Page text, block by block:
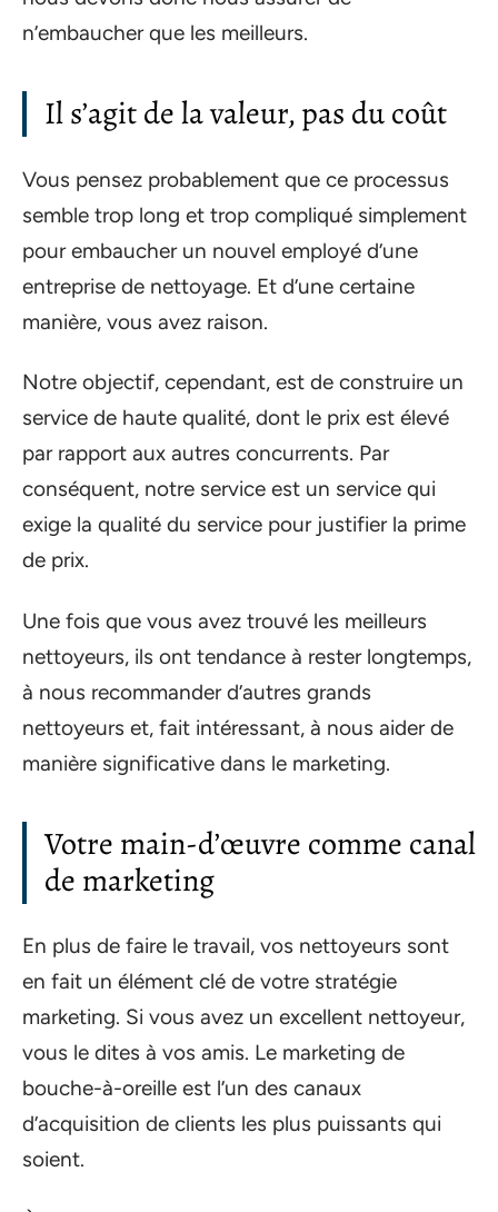
n’embaucher que les meilleurs.
Il s’agit de la valeur, pas du coût
Vous pensez probablement que ce processus
semble trop long et trop compliqué simplement
pour embaucher un nouvel employé d’une
entreprise de nettoyage. Et d’une certaine
manière, vous avez raison.
Notre objectif, cependant, est de construire un
service de haute qualité, dont le prix est élevé
par rapport aux autres concurrents. Par
conséquent, notre service est un service qui
exige la qualité du service pour justifier la prime
de prix.
Une fois que vous avez trouvé les meilleurs
nettoyeurs, ils ont tendance à rester longtemps,
à nous recommander d’autres grands
nettoyeurs et, fait intéressant, à nous aider de
manière significative dans le marketing.
Votre main-d’œuvre comme canal
de marketing
En plus de faire le travail, vos nettoyeurs sont
en fait un élément clé de votre stratégie
marketing. Si vous avez un excellent nettoyeur,
vous le dites à vos amis. Le marketing de
bouche-à-oreille est l’un des canaux
d’acquisition de clients les plus puissants qui
soient.